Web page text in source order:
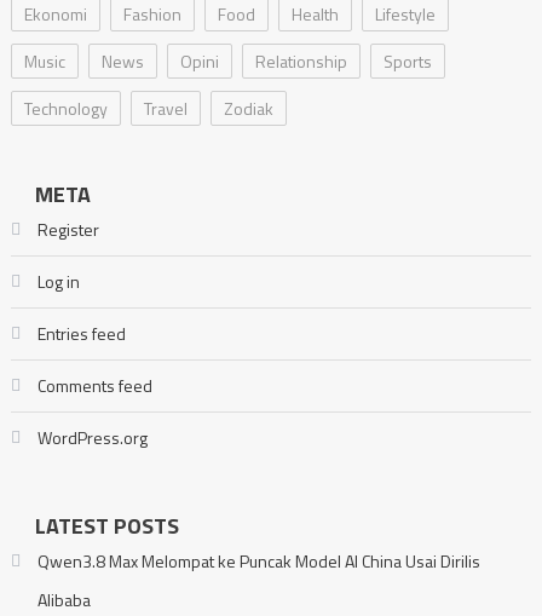
Ekonomi Fashion Food Health
Lifestyle
Music
News Opini Relationship
Sports
Technology
Travel Zodiak
META
Register
Log in
Entries feed
Comments feed
WordPress.org
LATEST POSTS
Qwen3.8 Max Melompat ke Puncak Model AI China Usai Dirilis
Alibaba